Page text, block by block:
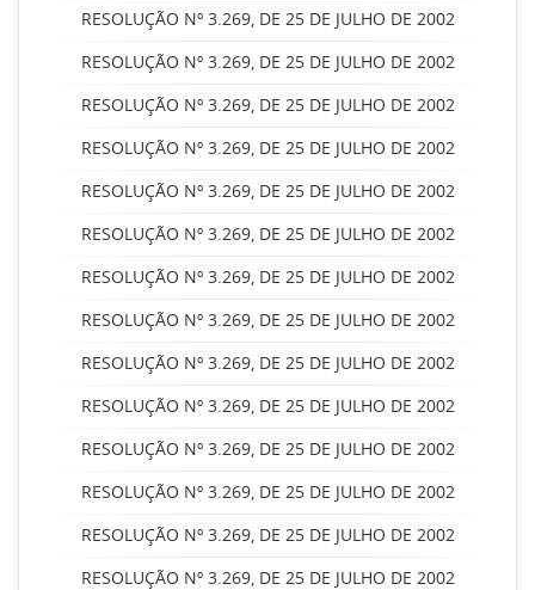
RESOLUÇÃO Nº 3.269, DE 25 DE JULHO DE 2002
RESOLUÇÃO Nº 3.269, DE 25 DE JULHO DE 2002
RESOLUÇÃO Nº 3.269, DE 25 DE JULHO DE 2002
RESOLUÇÃO Nº 3.269, DE 25 DE JULHO DE 2002
RESOLUÇÃO Nº 3.269, DE 25 DE JULHO DE 2002
RESOLUÇÃO Nº 3.269, DE 25 DE JULHO DE 2002
RESOLUÇÃO Nº 3.269, DE 25 DE JULHO DE 2002
RESOLUÇÃO Nº 3.269, DE 25 DE JULHO DE 2002
RESOLUÇÃO Nº 3.269, DE 25 DE JULHO DE 2002
RESOLUÇÃO Nº 3.269, DE 25 DE JULHO DE 2002
RESOLUÇÃO Nº 3.269, DE 25 DE JULHO DE 2002
RESOLUÇÃO Nº 3.269, DE 25 DE JULHO DE 2002
RESOLUÇÃO Nº 3.269, DE 25 DE JULHO DE 2002
RESOLUÇÃO Nº 3.269, DE 25 DE JULHO DE 2002